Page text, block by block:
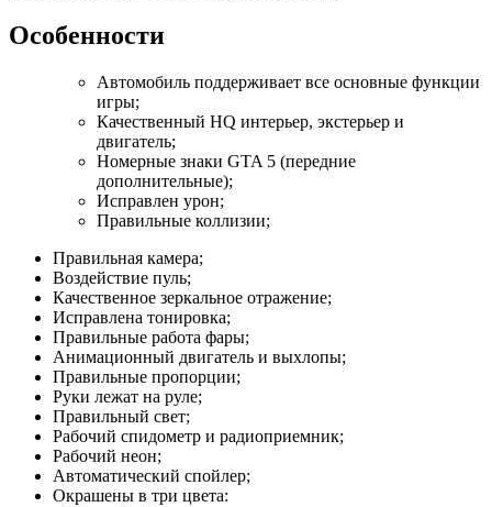
Особенности
Автомобиль поддерживает все основные функции
игры;
Качественный HQ интерьер, экстерьер и
двигатель;
Номерные знаки GTA 5 (передние
дополнительные);
Исправлен урон;
Правильные коллизии;
Правильная камера;
Воздействие пуль;
Качественное зеркальное отражение;
Исправлена тонировка;
Правильные работа фары;
Анимационный двигатель и выхлопы;
Правильные пропорции;
Руки лежат на руле;
Правильный свет;
Рабочий спидометр и радиоприемник;
Рабочий неон;
Автоматический спойлер;
Окрашены в три цвета: